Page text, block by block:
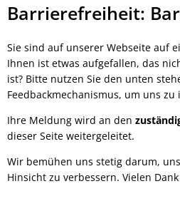
Barriere
melden
Barrierefreiheit:
Sie sind auf unserer Webseite auf
Ihnen ist etwas aufgefallen, das
ist? Bitte nutzen Sie den unten
Feedbackmechanismus, um uns
Ihre Meldung wird an den
dieser Seite weitergeleitet.
Wir bemühen uns stetig darum,
Hinsicht zu verbessern. Vielen